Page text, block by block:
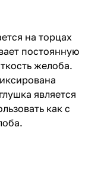
на торцах
постоянную
желоба.
является
как с